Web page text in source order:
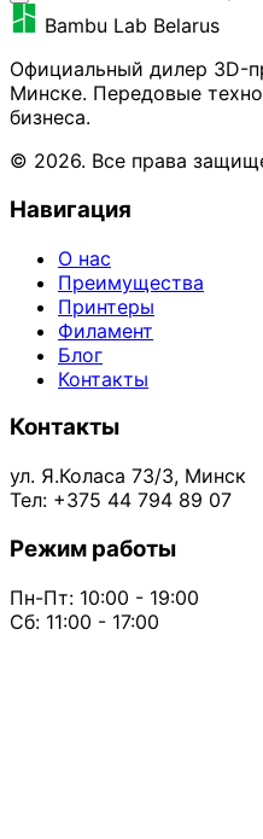
Bambu Lab Belarus
Официальный дилер 3D-
Минске. Передовые
бизнеса.
© 2026. Все права
Навигация
О нас
Преимущества
Принтеры
Филамент
Блог
Контакты
Контакты
ул. Я.Коласа 73/3, Минск
Тел: +375 44 794 89 07
Режим работы
Пн-Пт: 10:00 - 19:00
Сб: 11:00 - 17:00